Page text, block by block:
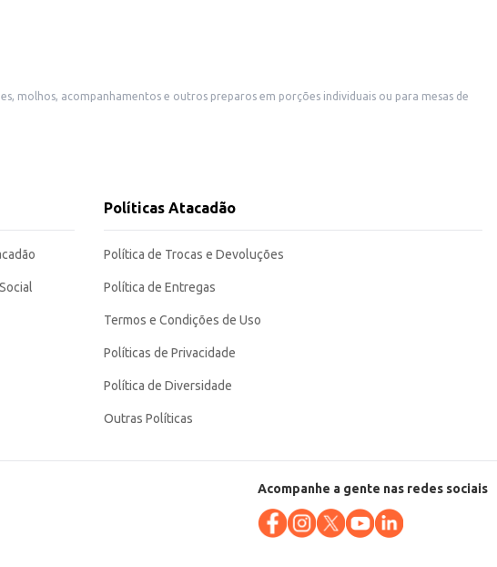
molhos, acompanhamentos e outros preparos em porções individuais ou para mesas de
Políticas Atacadão
Política de Trocas e Devoluções
Política de Entregas
Termos e Condições de Uso
Políticas de Privacidade
Política de Diversidade
Outras Políticas
Acompanhe a gente nas redes sociais